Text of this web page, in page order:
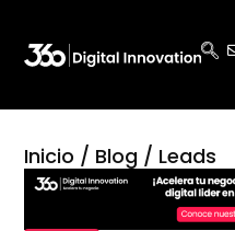
Inicio / Blog / Leads